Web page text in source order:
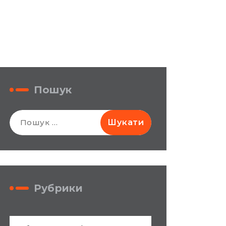
Пошук
Пошук:
Рубрики
Рубрики